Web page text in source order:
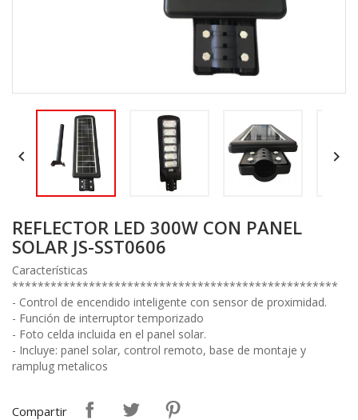
 
REFLECTOR LED 300W CON PANEL
SOLAR JS-SST0606
Características
***************************************************
- Control de encendido inteligente con sensor de proximidad.
- Función de interruptor temporizado
- Foto celda incluida en el panel solar.
- Incluye: panel solar, control remoto, base de montaje y
ramplug metalicos
Compartir